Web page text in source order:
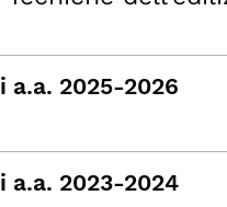
a.a. 2025-2026
a.a. 2023-2024